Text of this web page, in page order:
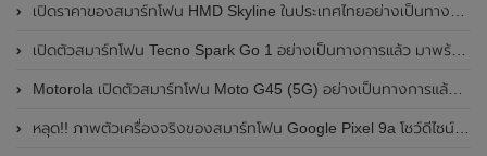
เปิดราคาของสมาร์ทโฟน HMD Skyline ในประเทศไทยอย่างเป็นทางการแล้ว ราคา 14,990 บาท
เปิดตัวสมาร์ทโฟน Tecno Spark Go 1 อย่างเป็นทางการแล้ว มาพร้อมหน้าจอแสดงผล LCD / 120Hz , แบตเตอรี่ 5,000mAh และใช้ชิปเซ็ต Unisoc
Motorola เปิดตัวสมาร์ทโฟน Moto G45 (5G) อย่างเป็นทางการแล้วในอินเดีย
หลุด!! ภาพตัวเครื่องจริงของสมาร์ทโฟน Google Pixel 9a โชว์ดีไซน์ใหม่ กล้องหลังแบนราบ ไม่มีกรอบของกล้องแล้ว